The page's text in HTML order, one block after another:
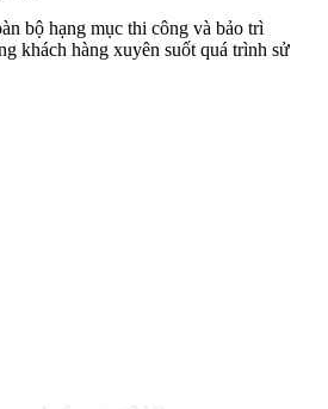
bộ hạng mục thi công và bảo trì
khách hàng xuyên suốt quá trình sử